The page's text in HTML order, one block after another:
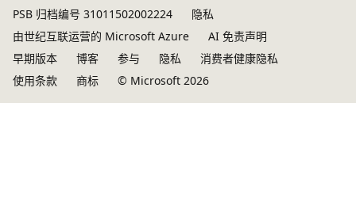
PSB 归档编号 31011502002224
隐私
由世纪互联运营的 Microsoft Azure
AI 免责声明
早期版本
博客 参与 隐私
消费者健康隐私
使用条款
商标 © Microsoft 2026